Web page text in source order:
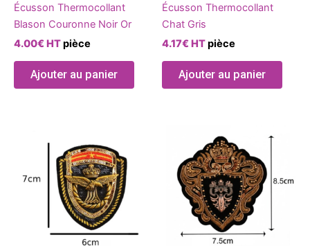
Écusson Thermocollant
Blason Couronne Noir Or
4.00€HTpièce
Ajouter au panier
Écusson Thermocollant
Chat Gris
4.17€HTpièce
Ajouter au panier